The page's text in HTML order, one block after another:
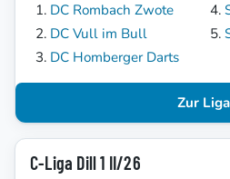
DC Rombach Zwote
DC Vull im Bull
DC Homberger Darts
Zur Liga
C-Liga Dill 1 II/26